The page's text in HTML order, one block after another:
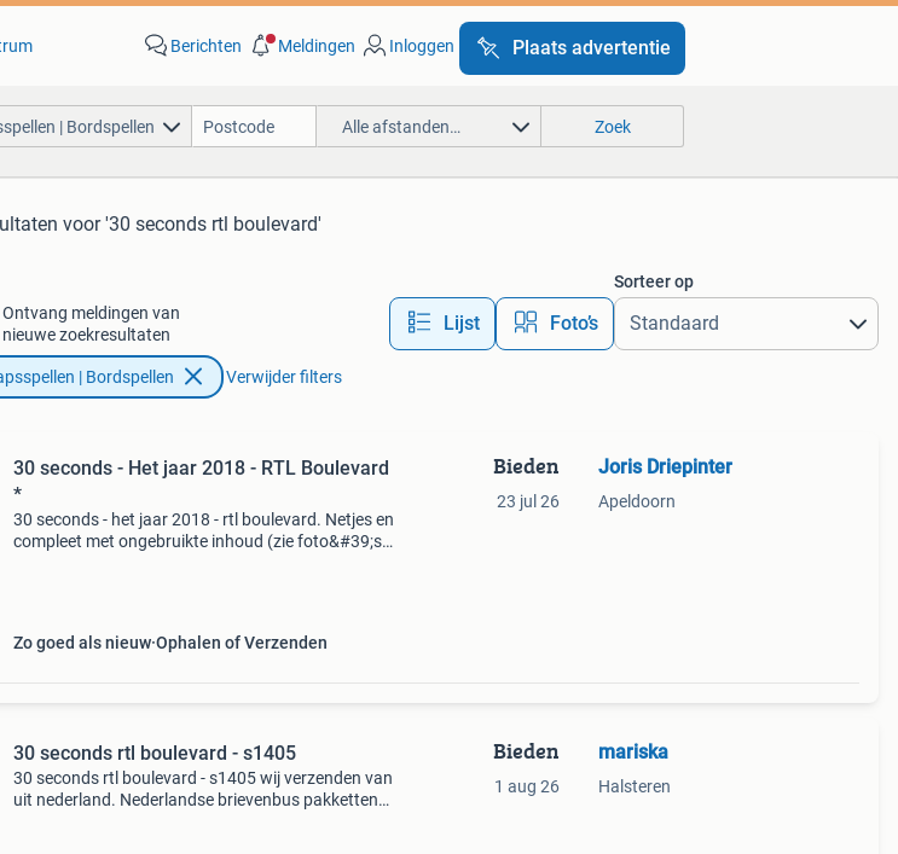
Berichten Meldingen Inloggen Plaats advertentie
| Bordspellen Alle afstanden… Zoek
voor '30 seconds rtl boulevard'
Ontvang meldingen van
nieuwe zoekresultaten
Lijst Foto’s
Sorteer op
| Bordspellen Verwijder filters
30 seconds - Het jaar 2018 - RTL Boulevard
*
30 seconds - het jaar 2018 - rtl boulevard. Netjes en
compleet met ongebruikte inhoud (zie foto&#39;s)
Zo goed als nieuw Ophalen of Verzenden
Bieden
23 jul 26
Joris Driepinter
Apeldoorn
30 seconds rtl boulevard - s1405
30 seconds rtl boulevard - s1405 wij verzenden van
uit nederland. Nederlandse brievenbus pakketten
Bieden
1 aug 26
mariska
Halsteren